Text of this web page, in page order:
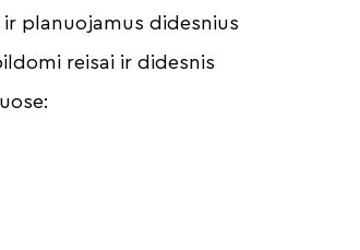
planuojamus didesnius
reisai ir didesnis